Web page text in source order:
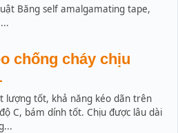
Băng self amalgamating tape,
chống cháy chịu
lượng tốt, khả năng kéo dãn trên
C, bám dính tốt. Chịu được lâu dài